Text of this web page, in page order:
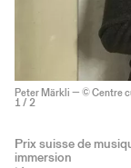
Peter Märkli — © Centre
1 / 2
Prix suisse de
immersion